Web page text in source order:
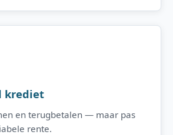
krediet
en terugbetalen — maar pas
rente.